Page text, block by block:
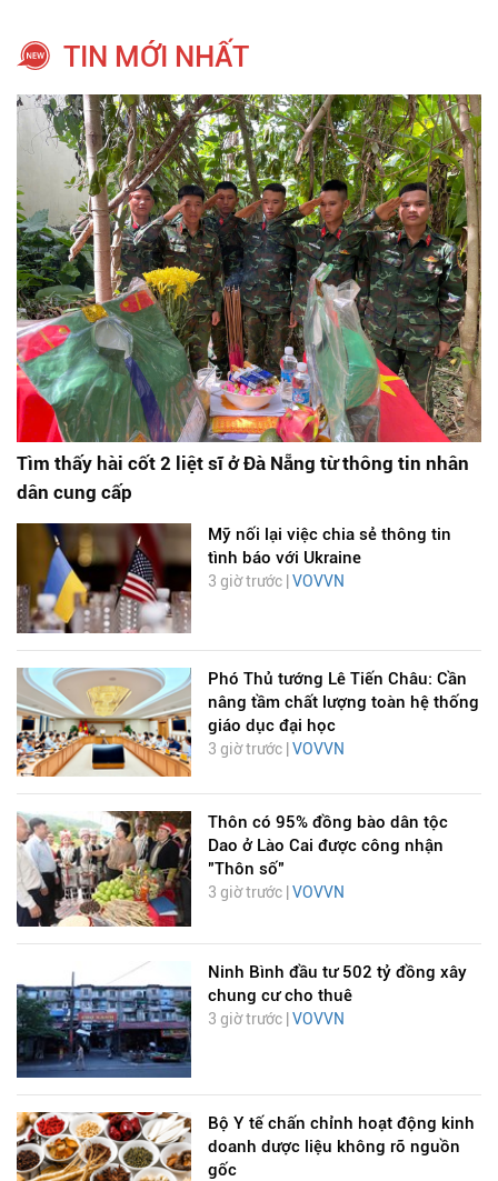
TIN MỚI NHẤT
Tìm thấy hài cốt 2 liệt sĩ ở Đà Nẵng từ thông tin nhân
dân cung cấp
Mỹ nối lại việc chia sẻ thông tin
tình báo với Ukraine
3 giờ trước | VOVVN
Phó Thủ tướng Lê Tiến Châu: Cần
nâng tầm chất lượng toàn hệ thống
giáo dục đại học
3 giờ trước |VOVVN
Thôn có 95% đồng bào dân tộc
Dao ở Lào Cai được công nhận
"Thôn số"
3 giờ trước | VOVVN
Ninh Bình đầu tư 502 tỷ đồng xây
chung cư cho thuê
3 giờ trước | VOVVN
Bộ Y tế chấn chỉnh hoạt động kinh
doanh dược liệu không rõ nguồn
gốc